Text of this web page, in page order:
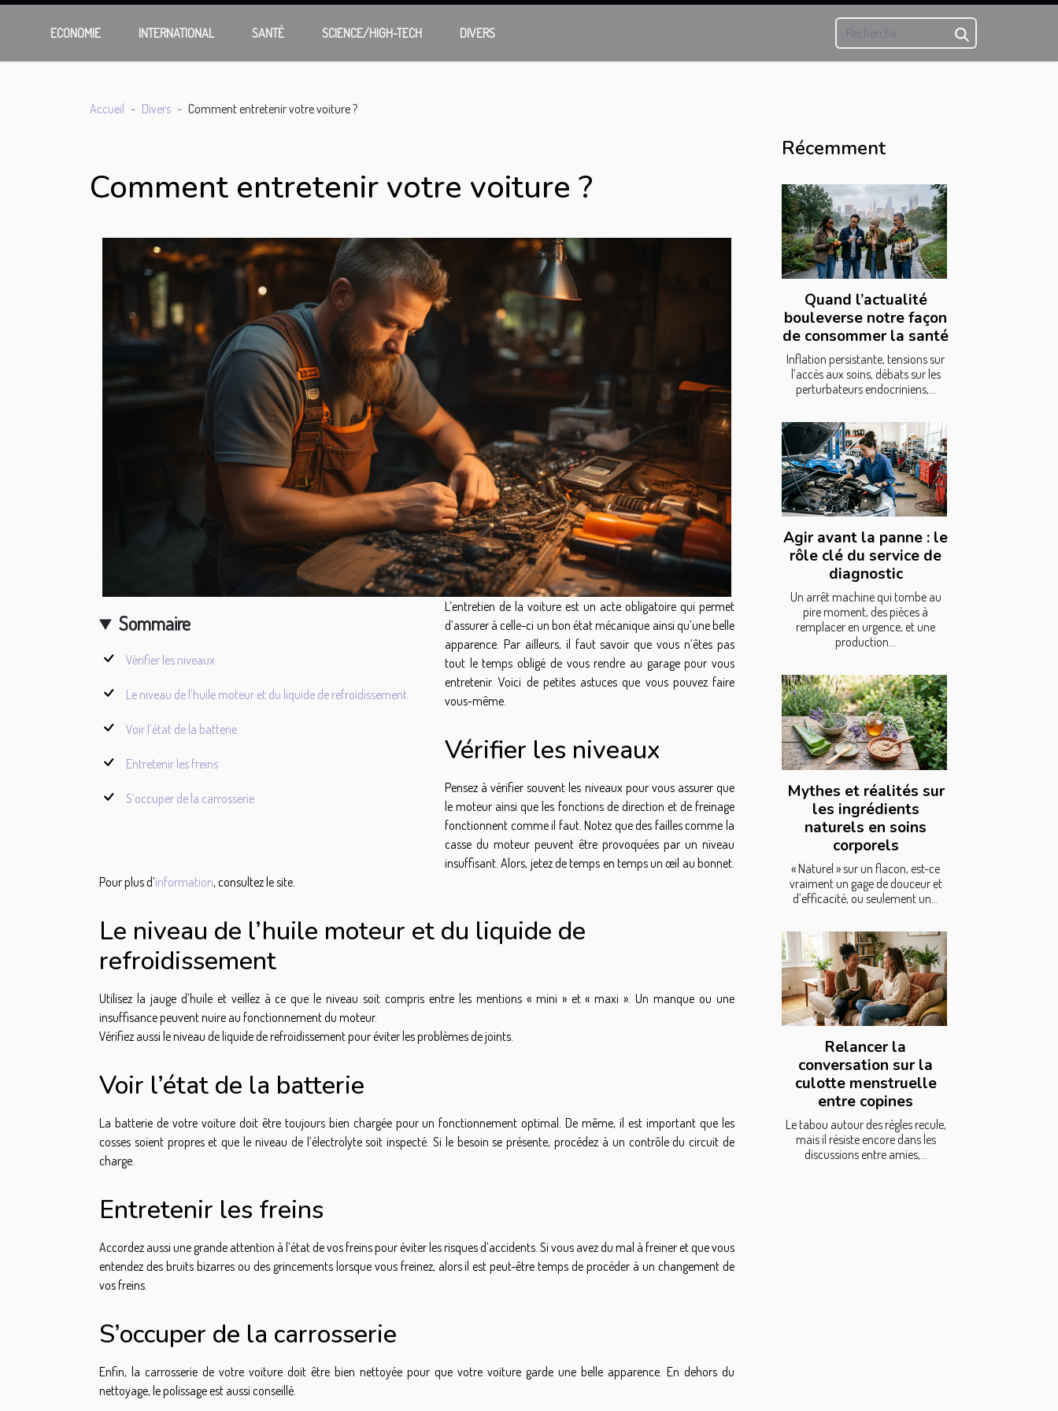
ECONOMIE INTERNATIONAL SANTÉ SCIENCE/HIGH-TECH DIVERS
Accueil Divers Comment entretenir votre voiture ?
Comment entretenir votre voiture ?
Sommaire
Vérifier les niveaux
Le niveau de l’huile moteur et du liquide de refroidissement
Voir l’état de la batterie
Entretenir les freins
S’occuper de la carrosserie
L’entretien de la voiture est un acte obligatoire qui permet
d’assurer à celle-ci un bon état mécanique ainsi qu’une belle
apparence. Par ailleurs, il faut savoir que vous n’êtes pas
tout le temps obligé de vous rendre au garage pour vous
entretenir. Voici de petites astuces que vous pouvez faire
vous-même.
Vérifier les niveaux
Pensez à vérifier souvent les niveaux pour vous assurer que
le moteur ainsi que les fonctions de direction et de freinage
fonctionnent comme il faut. Notez que des failles comme la
casse du moteur peuvent être provoquées par un niveau
insuffisant. Alors, jetez de temps en temps un œil au bonnet.
Pour plus d’information, consultez le site.
Le niveau de l’huile moteur et du liquide de
refroidissement
Utilisez la jauge d’huile et veillez à ce que le niveau soit compris entre les mentions « mini » et « maxi ». Un manque ou une
insuffisance peuvent nuire au fonctionnement du moteur.
Vérifiez aussi le niveau de liquide de refroidissement pour éviter les problèmes de joints.
Voir l’état de la batterie
La batterie de votre voiture doit être toujours bien chargée pour un fonctionnement optimal. De même, il est important que les
cosses soient propres et que le niveau de l’électrolyte soit inspecté. Si le besoin se présente, procédez à un contrôle du circuit de
charge.
Entretenir les freins
Accordez aussi une grande attention à l’état de vos freins pour éviter les risques d’accidents. Si vous avez du mal à freiner et que vous
entendez des bruits bizarres ou des grincements lorsque vous freinez, alors il est peut-être temps de procéder à un changement de
vos freins.
S’occuper de la carrosserie
Enfin, la carrosserie de votre voiture doit être bien nettoyée pour que votre voiture garde une belle apparence. En dehors du
nettoyage, le polissage est aussi conseillé.
Récemment
Quand l’actualité
bouleverse notre façon
de consommer la santé
Inflation persistante, tensions sur
l’accès aux soins, débats sur les
perturbateurs endocriniens,...
Agir avant la panne : le
rôle clé du service de
diagnostic
Un arrêt machine qui tombe au
pire moment, des pièces à
remplacer en urgence, et une
production...
Mythes et réalités sur
les ingrédients
naturels en soins
corporels
« Naturel » sur un flacon, est-ce
vraiment un gage de douceur et
d’efficacité, ou seulement un...
Relancer la
conversation sur la
culotte menstruelle
entre copines
Le tabou autour des règles recule,
mais il résiste encore dans les
discussions entre amies,...